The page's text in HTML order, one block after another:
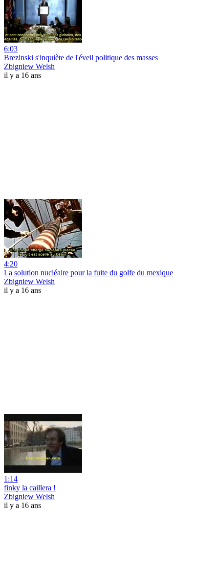
6:03
Brezinski s'inquiète de l'éveil politique des masses
Zbigniew Welsh
il y a 16 ans
4:20
La solution nucléaire pour la fuite du golfe du mexique
Zbigniew Welsh
il y a 16 ans
1:14
finky la caillera !
Zbigniew Welsh
il y a 16 ans